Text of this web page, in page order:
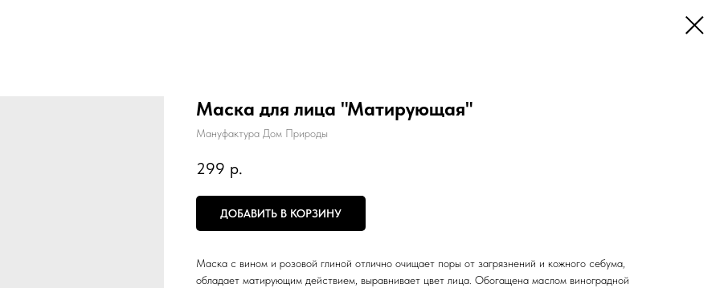
Маска для лица "Матирующая"
Мануфактура Дом Природы
299 р.
ДОБАВИТЬ В КОРЗИНУ
Маска с вином и розовой глиной отлично очищает поры от загрязнений и кожного себума,
обладает матирующим действием, выравнивает цвет лица. Обогащена маслом виноградной